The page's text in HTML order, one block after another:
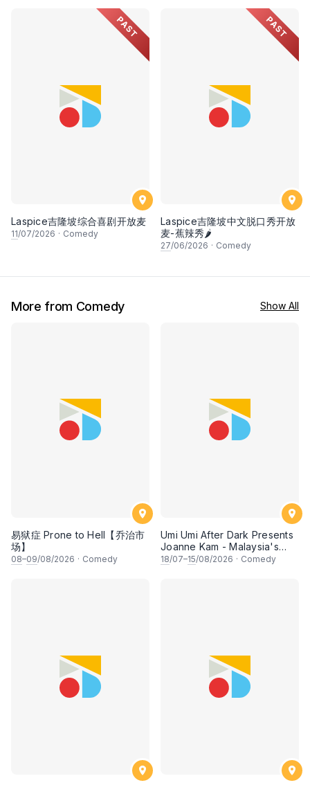
PAST
Laspice吉隆坡综合喜剧开放麦
11/07/2026 · Comedy
PAST
Laspice吉隆坡中文脱口秀开放
麦-蕉辣秀🌶
27/06/2026 · Comedy
More from Comedy Show All
易狱症 Prone to Hell【乔治市
场】
08–09/08/2026 · Comedy
Umi Umi After Dark Presents
Joanne Kam - Malaysia's
Queen of Comedy
18/07–15/08/2026 · Comedy